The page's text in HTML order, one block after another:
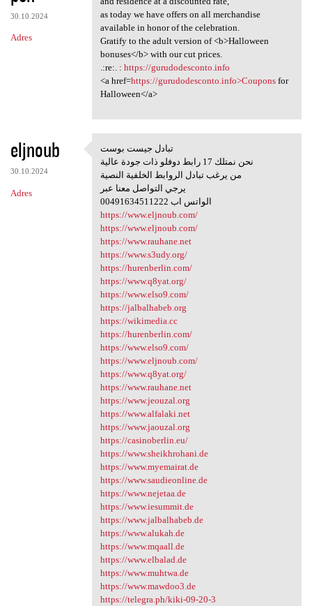
30.10.2024
Adres
as today we have offers on all merchandise
available in honor of the celebration.
Gratify to the adult version of <b>Halloween
bonuses</b> with our cut prices.
.:re:. : https://gurudodesconto.info
<a href=https://gurudodesconto.info>Couponsfor
Halloween</a>
eljnoub
30.10.2024
Adres
تبادل جيست بوست
تبادل جيست بوست
نحن نمتلك 17 رابط دوفلو ذات جودة عالية
من يرغب تبادل الروابط الخلفية النصية
يرجي التواصل معنا عبر
00491634511222 الواتس اب
https://www.eljnoub.com/
https://www.eljnoub.com/
https://www.rauhane.net
https://www.s3udy.org/
https://hurenberlin.com/
https://www.q8yat.org/
https://www.elso9.com/
https://jalbalhabeb.org
https://wikimedia.cc
https://hurenberlin.com/
https://www.elso9.com/
https://www.eljnoub.com/
https://www.q8yat.org/
https://www.rauhane.net
https://www.jeouzal.org
https://www.alfalaki.net
https://www.jaouzal.org
https://casinoberlin.eu/
https://www.sheikhrohani.de
https://www.myemairat.de
https://www.saudieonline.de
https://www.nejetaa.de
https://www.iesummit.de
https://www.jalbalhabeb.de
https://www.alukah.de
https://www.mqaall.de
https://www.elbalad.de
https://www.muhtwa.de
https://www.mawdoo3.de
https://telegra.ph/kiki-09-20-3